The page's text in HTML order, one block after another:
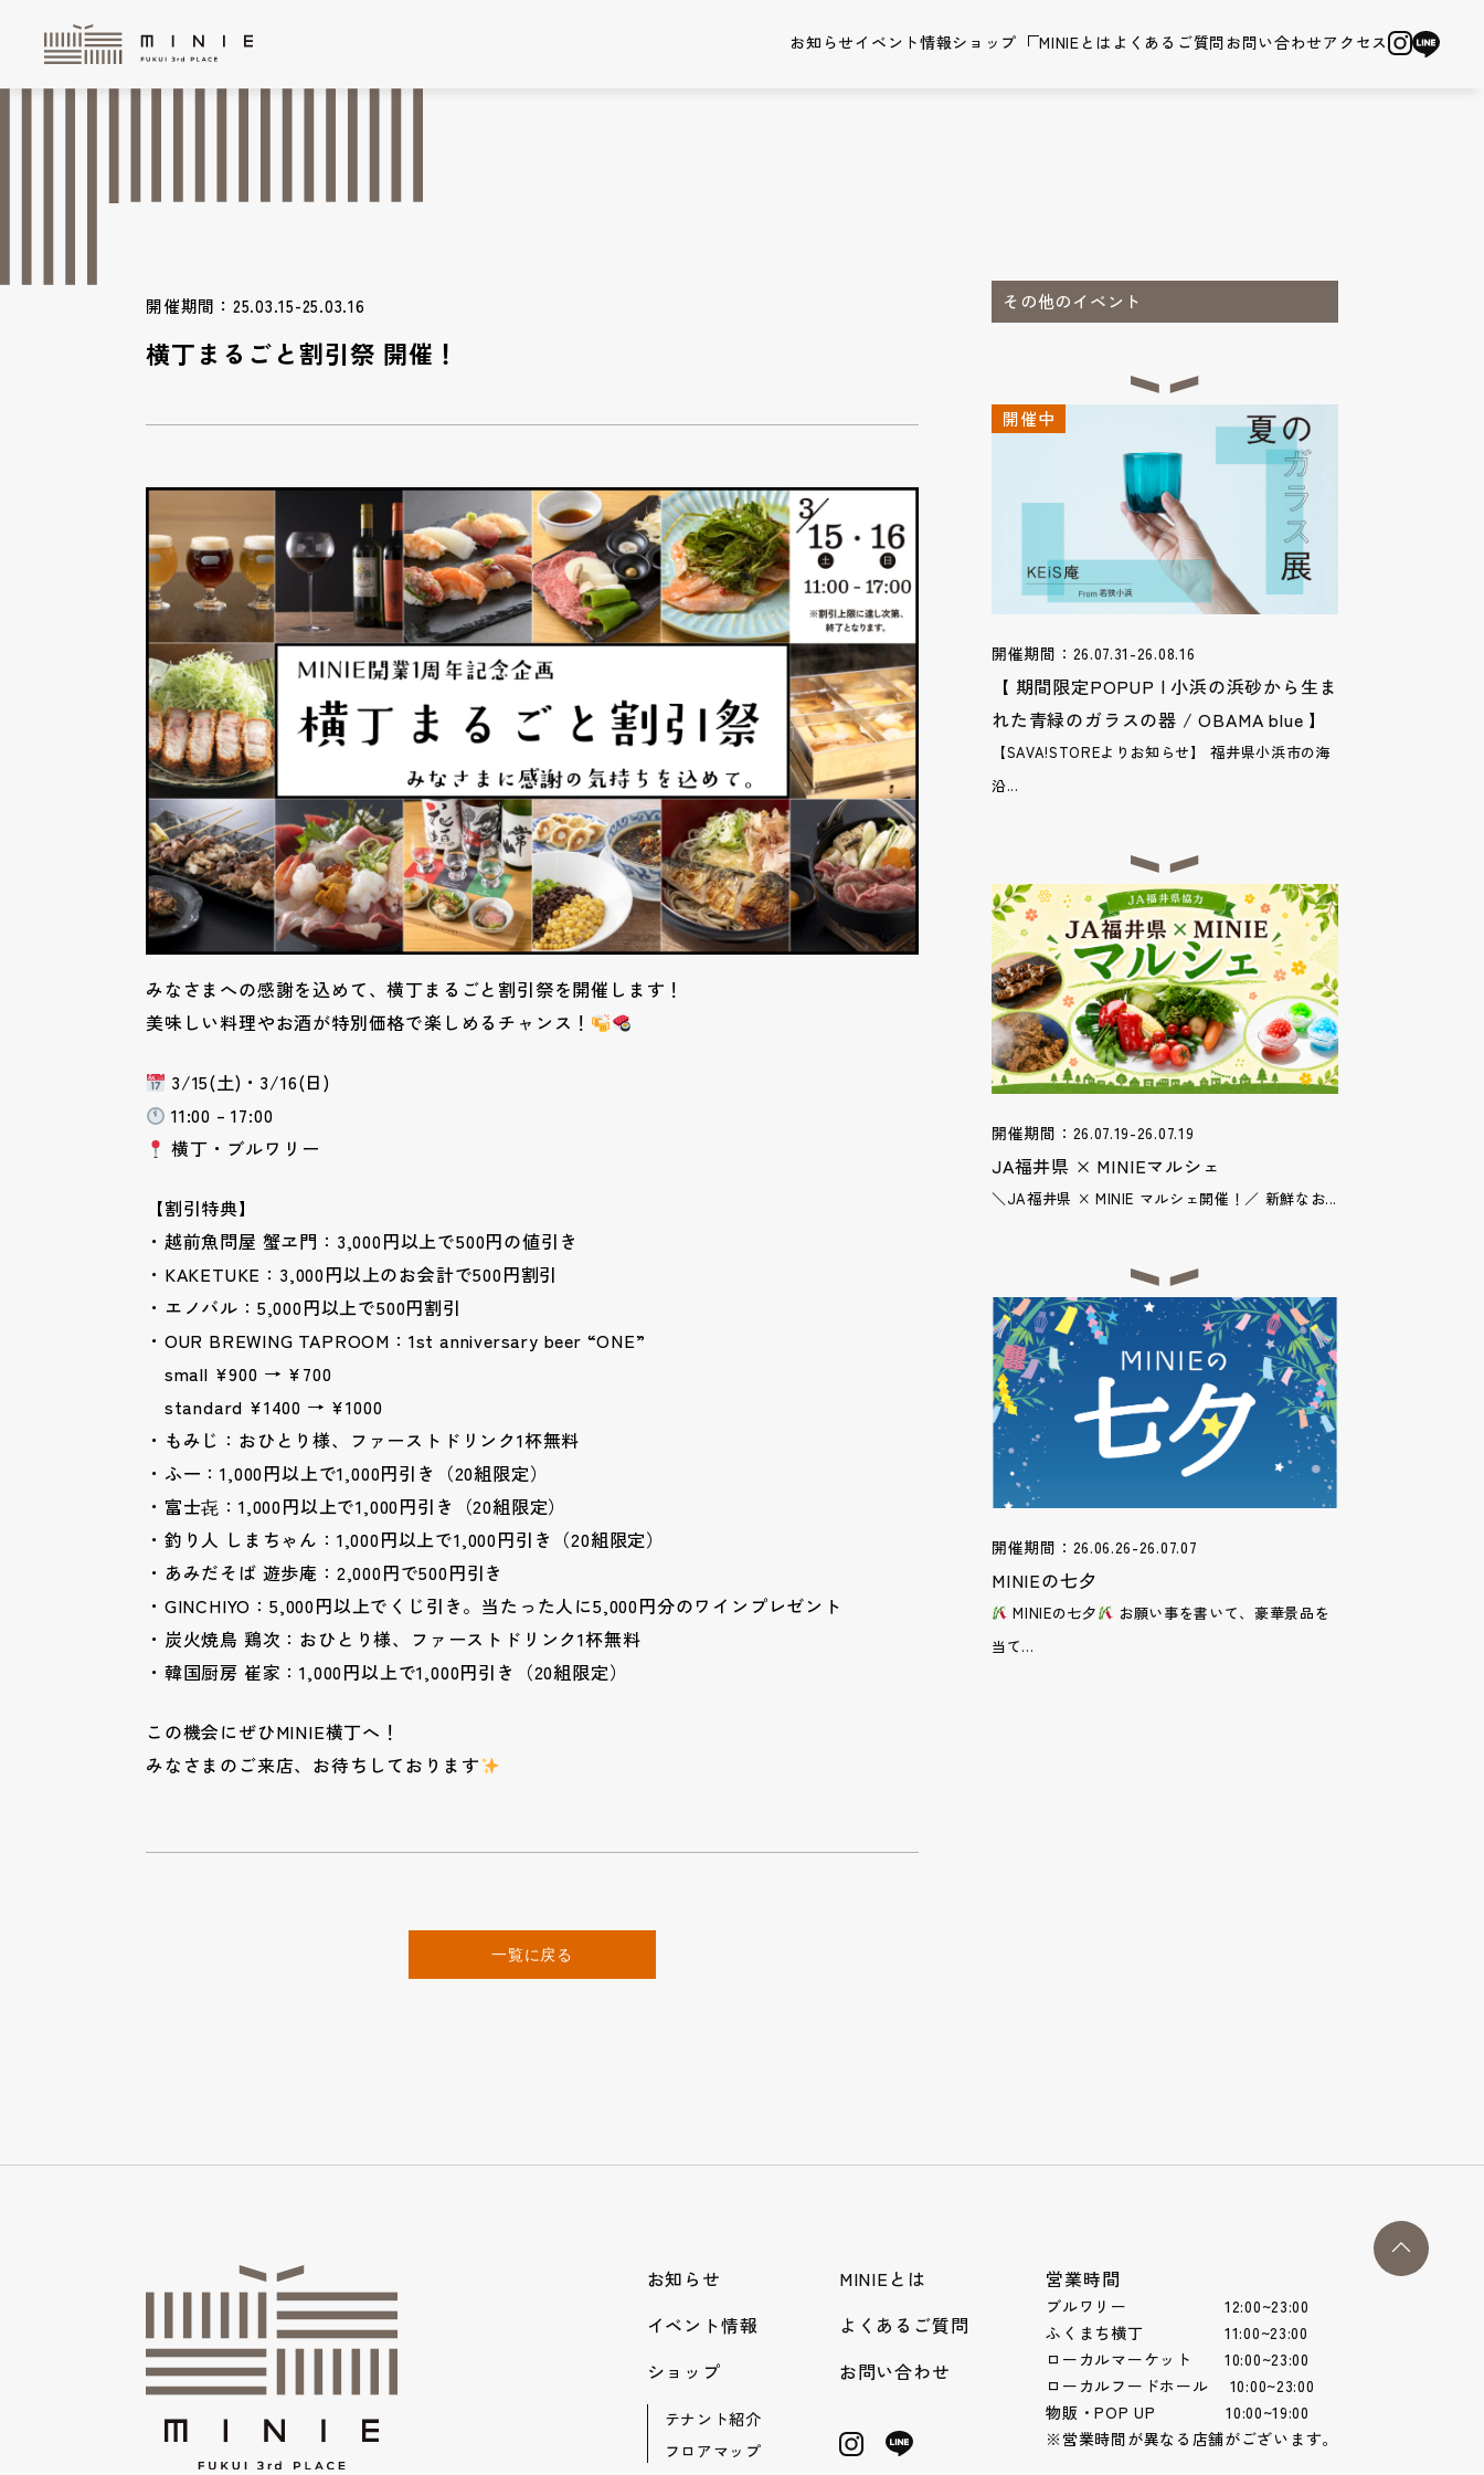
お知らせイベント情報ショップ MINIEとは よくあるご質問 お問い合わせアクセス
開催期間：25.03.15-25.03.16
横丁まるごと割引祭 開催！
みなさまへの感謝を込めて、横丁まるごと割引祭を開催します！
美味しい料理やお酒が特別価格で楽しめるチャンス！
3/15(土)・3/16(日)
11:00 – 17:00
横丁・ブルワリー
【割引特典】
・越前魚問屋 蟹ヱ門：3,000円以上で500円の値引き
・KAKETUKE：3,000円以上のお会計で500円割引
・エノバル：5,000円以上で500円割引
・OUR BREWING TAPROOM：1st anniversary beer “ONE”
small ¥900 → ¥700
standard ¥1400 → ¥1000
・もみじ：おひとり様、ファーストドリンク1杯無料
・ふ一：1,000円以上で1,000円引き（20組限定）
・富士㐂：1,000円以上で1,000円引き（20組限定）
・釣り人 しまちゃん：1,000円以上で1,000円引き（20組限定）
・あみだそば 遊歩庵：2,000円で500円引き
・GINCHIYO：5,000円以上でくじ引き。当たった人に5,000円分のワインプレゼント
・炭火焼鳥 鶏次：おひとり様、ファーストドリンク1杯無料
・韓国厨房 崔家：1,000円以上で1,000円引き（20組限定）
この機会にぜひMINIE横丁へ！
みなさまのご来店、お待ちしております
一覧に戻る
その他のイベント
開催中
開催期間：26.07.31-26.08.16
【 期間限定POPUP | 小浜の浜砂から生ま
れた青緑のガラスの器 / OBAMA blue 】
【SAVA!STOREよりお知らせ】 福井県小浜市の海
沿...
開催期間：26.07.19-26.07.19
JA福井県 × MINIEマルシェ
＼JA福井県 × MINIE マルシェ開催！／ 新鮮なお...
開催期間：26.06.26-26.07.07
MINIEの七夕
MINIEの七夕
お願い事を書いて、豪華景品を
当て...
お知らせ
イベント情報
ショップ
テナント紹介
フロアマップ
MINIEとは
よくあるご質問
お問い合わせ
営業時間
ブルワリー 12:00~23:00
ふくまち横丁 11:00~23:00
ローカルマーケット 10:00~23:00
ローカルフードホール 10:00~23:00
物販・POP UP 10:00~19:00
※営業時間が異なる店舗がございます。